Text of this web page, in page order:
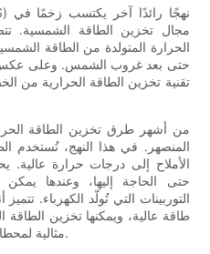
مجال تخزين الطاقة الشمسية.
الحرارة المتولدة من الطاقة
حتى بعد غروب الشمس. وعلى عكس
تقنية تخزين الطاقة الحرارية من
من أشهر طرق تخزين الطاقة
المنصهر. في هذا النهج، تُستخدم
الأملاح إلى درجات حرارة عالية.
حتى الحاجة إليها، وعندها يمكن
التوربينات التي تُولّد الكهرباء.
طاقة عالية، ويمكنها تخزين الطاقة
مثالية لمحطات الطاقة الشمسية واسعة النطاق.